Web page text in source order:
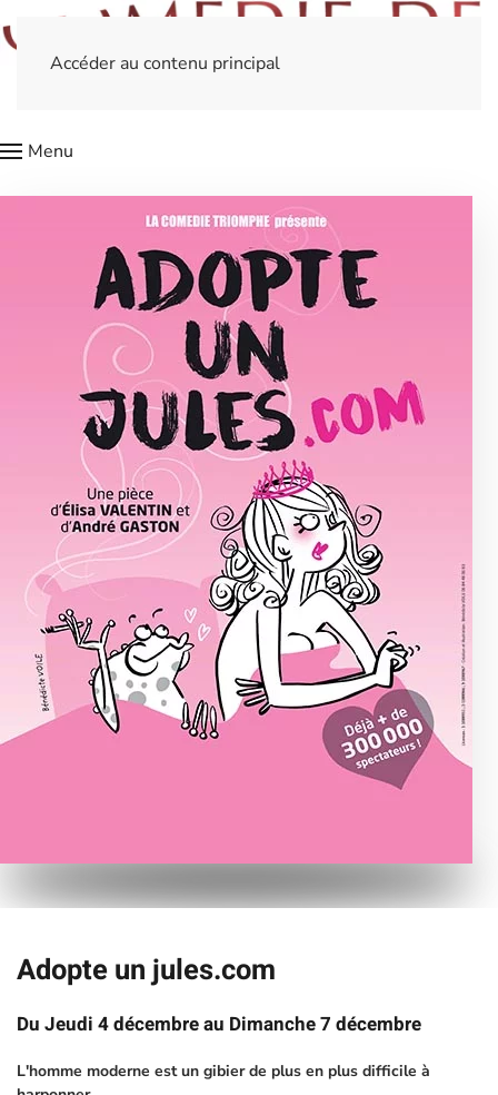
Accéder au contenu principal
Menu
Adopte un jules.com
Du Jeudi 4 décembre au Dimanche 7 décembre
L'homme moderne est un gibier de plus en plus difficile à